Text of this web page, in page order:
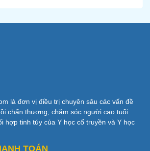
là đơn vị điều trị chuyên sâu các vấn đề
chấn thương, chăm sóc người cao tuổi
hợp tinh túy của Y học cổ truyền và Y học
TOÁN